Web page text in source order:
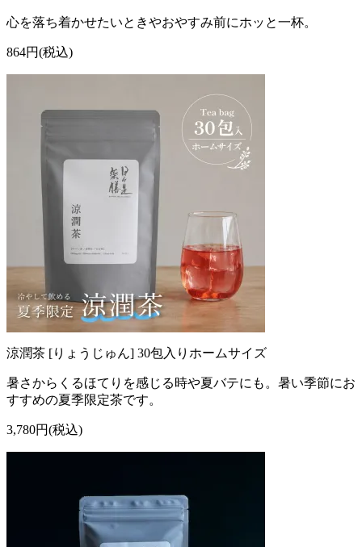
心を落ち着かせたいときやおやすみ前にホッと一杯。
864円(税込)
涼潤茶 [りょうじゅん] 30包入りホームサイズ
暑さからくるほてりを感じる時や夏バテにも。暑い季節にお
すすめの夏季限定茶です。
3,780円(税込)